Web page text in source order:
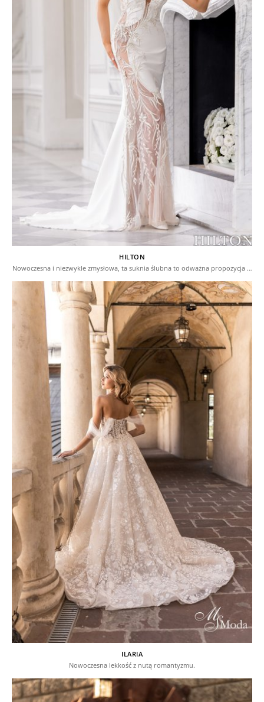
HILTON
Nowoczesna i niezwykle zmysłowa, ta suknia ślubna to odważna propozycja …
ILARIA
Nowoczesna lekkość z nutą romantyzmu.